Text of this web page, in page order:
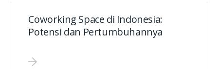
Coworking Space di Indonesia:
Potensi dan Pertumbuhannya